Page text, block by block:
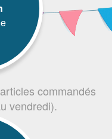
commandés
vendredi).